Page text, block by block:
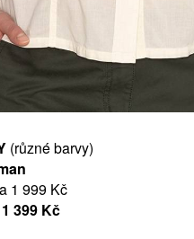
(různé barvy)
1 999 Kč
399 Kč